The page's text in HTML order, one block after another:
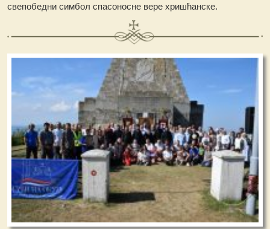
свепобедни симбол спасоносне вере хришћанске.